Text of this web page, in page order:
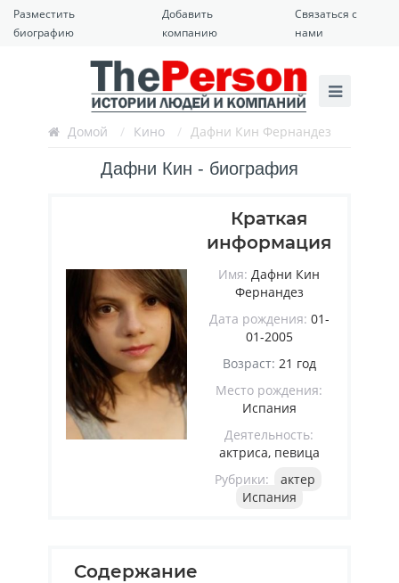
Разместить
биографию
Добавить
компанию
Связаться с
нами
Домой / Кино / Дафни Кин Фернандез
Дафни Кин - биография
Краткая
информация
Имя: Дафни Кин
Фернандез
Дата рождения: 01-
01-2005
Возраст: 21 год
Место рождения:
Испания
Деятельность:
актриса, певица
Рубрики:
актер
Испания
Содержание